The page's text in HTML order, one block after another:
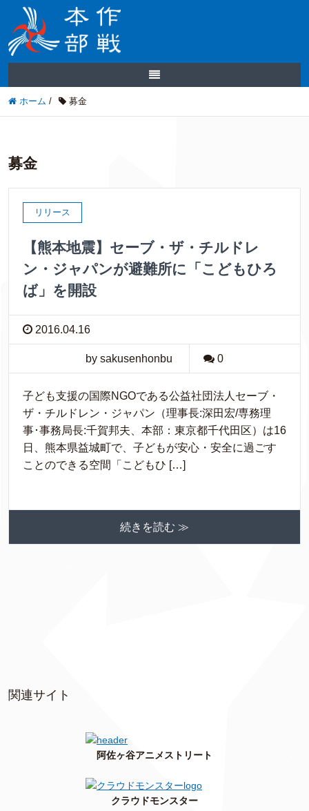
ホーム / 募金
募金
リリース
【熊本地震】セーブ・ザ・チルドレ
ン・ジャパンが避難所に「こどもひろ
ば」を開設
2016.04.16
by sakusenhonbu 0
子ども支援の国際NGOである公益社団法人セーブ・
ザ・チルドレン・ジャパン（理事長:深田宏/専務理
事･事務局長:千賀邦夫、本部：東京都千代田区）は16
日、熊本県益城町で、子どもが安心・安全に過ごす
ことのできる空間「こどもひ […]
続きを読む ≫
関連サイト
阿佐ヶ谷アニメストリート
クラウドモンスター